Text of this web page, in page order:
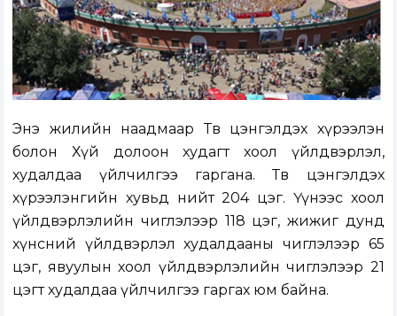
Энэ жилийн наадмаар Төв цэнгэлдэх хүрээлэн
болон Хүй долоон худагт хоол үйлдвэрлэл,
худалдаа үйлчилгээ гаргана. Төв цэнгэлдэх
хүрээлэнгийн хувьд нийт 204 цэг. Үүнээс хоол
үйлдвэрлэлийн чиглэлээр 118 цэг, жижиг дунд
хүнсний үйлдвэрлэл худалдааны чиглэлээр 65
цэг, явуулын хоол үйлдвэрлэлийн чиглэлээр 21
цэгт худалдаа үйлчилгээ гаргах юм байна.